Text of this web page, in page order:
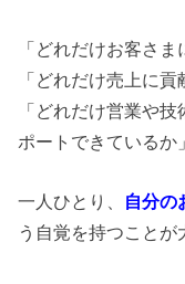
「どれだけお客さ
「どれだけ売上に貢
「どれだけ営業や
ポートできているか」
一人ひとり、 自分の
う自覚を持つことが